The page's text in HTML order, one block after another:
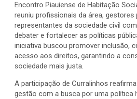
Encontro Piauiense de Habitação
reuniu profissionais da área, gestores
representantes da sociedade civil
debater e fortalecer as políticas
iniciativa buscou promover inclusão,
acesso aos direitos, garantindo a
sociedade mais justa.
A participação de Curralinhos
gestão com a busca por uma política